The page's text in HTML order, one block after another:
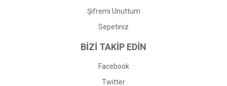
Şifremi Unuttum
Sepetiniz
BİZİ TAKİP EDİN
Facebook
Twitter